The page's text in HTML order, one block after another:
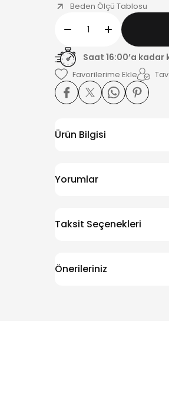
Beden Ölçü Tablosu
Saat 16:00’a
Ürün Bilgisi
Yorumlar
Taksit Seçenekleri
Önerileriniz